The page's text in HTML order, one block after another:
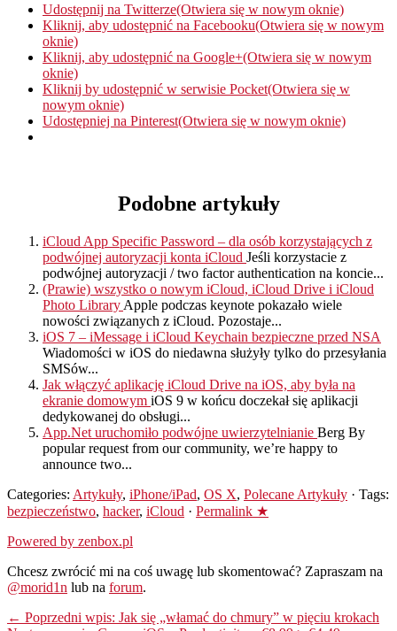
Udostępnij na Twitterze(Otwiera się w nowym oknie)
Kliknij, aby udostępnić na Facebooku(Otwiera się w nowym
oknie)
Kliknij, aby udostępnić na Google+(Otwiera się w nowym
oknie)
Kliknij by udostępnić w serwisie Pocket(Otwiera się w
nowym oknie)
Udostępniej na Pinterest(Otwiera się w nowym oknie)
Podobne artykuły
iCloud App Specific Password – dla osób korzystających z
podwójnej autoryzacji konta iCloud Jeśli korzystacie z
podwójnej autoryzacji / two factor authentication na koncie...
(Prawie) wszystko o nowym iCloud, iCloud Drive i iCloud
Photo Library Apple podczas keynote pokazało wiele
nowości związanych z iCloud. Pozostaje...
iOS 7 – iMessage i iCloud Keychain bezpieczne przed NSA
Wiadomości w iOS do niedawna służyły tylko do przesyłania
SMSów...
Jak włączyć aplikację iCloud Drive na iOS, aby była na
ekranie domowym iOS 9 w końcu doczekał się aplikacji
dedykowanej do obsługi...
App.Net uruchomiło podwójne uwierzytelnianie Berg By
popular request from our community, we’re happy to
announce two...
Categories: Artykuły, iPhone/iPad, OS X, Polecane Artykuły · Tags:
bezpieczeństwo, hacker, iCloud · Permalink ★
Powered by zenbox.pl
Chcesz zwrócić mi na coś uwagę lub skomentować? Zapraszam na
@morid1n lub na forum.
← Poprzedni wpis: Jak się „włamać do chmury” w pięciu krokach